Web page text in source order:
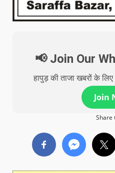
📢 Join Our
हापुड़ की ताजा खबरों के
Join
Share